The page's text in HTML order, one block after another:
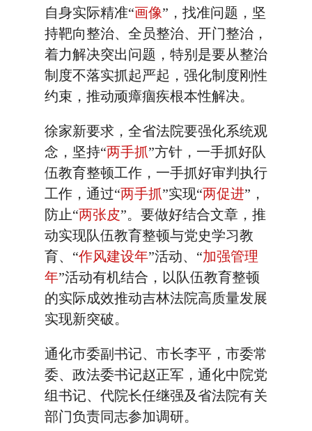
自身实际精准“画像”，找准问题，坚
持靶向整治、全员整治、开门整治，
着力解决突出问题，特别是要从整治
制度不落实抓起严起，强化制度刚性
约束，推动顽瘴痼疾根本性解决。
徐家新要求，全省法院要强化系统观
念，坚持“两手抓”方针，一手抓好队
伍教育整顿工作，一手抓好审判执行
工作，通过“两手抓”实现“两促进”，
防止“两张皮”。要做好结合文章，推
动实现队伍教育整顿与党史学习教
育、“作风建设年”活动、“加强管理
年”活动有机结合，以队伍教育整顿
的实际成效推动吉林法院高质量发展
实现新突破。
通化市委副书记、市长李平，市委常
委、政法委书记赵正军，通化中院党
组书记、代院长任继强及省法院有关
部门负责同志参加调研。